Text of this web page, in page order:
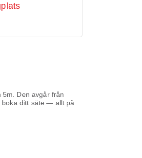
5m . Den avgår från
boka ditt säte — allt på